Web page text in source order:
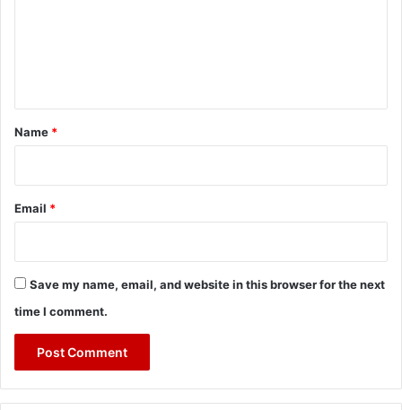
*
Name *
Email *
Save my name, email, and website in this browser for the next
time I comment.